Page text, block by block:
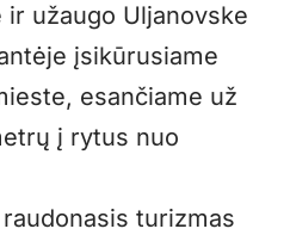
ir užaugo Uljanovske
įsikūrusiame
esančiame už
į rytus nuo
turizmas